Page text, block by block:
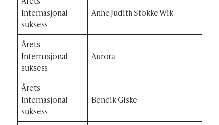
Internasjonal
suksess
Anne Judith Stokke Wik
Årets
Internasjonal
suksess
Aurora
Årets
Internasjonal
suksess
Bendik Giske